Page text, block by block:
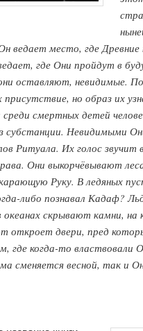
ведает место, где Древние
где Они пройдут в
оставляют, невидимые.
но образ их
среди смертных детей
субстанции. Невидимыми
Ритуала. Их голос
Они выкорчёвывают
Руку. В ледяных
либо познавал Кадаф?
океанах скрывают камни,
откроет двери, пред
где когда-то властвовали
сменяется весной, так и